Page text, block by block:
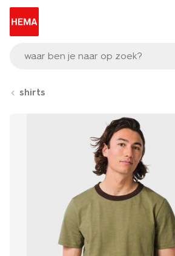
waar ben je naar op zoek?
shirts